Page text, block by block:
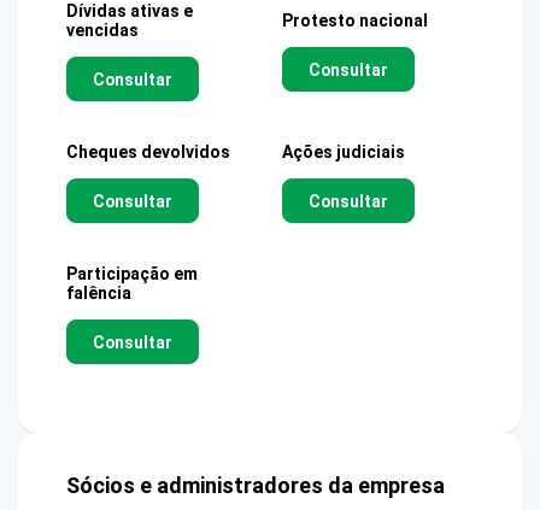
Dívidas ativas e
vencidas
Consultar
Protesto nacional
Consultar
Cheques devolvidos
Consultar
Ações judiciais
Consultar
Participação em
falência
Consultar
Sócios e administradores da empresa